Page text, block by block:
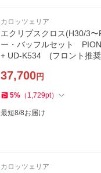
カロッツェリア
エクリプスクロス(H30/3
ー・バッフルセット
+ UD-K534 (フロント推
37,700円
5% （ 1,729pt）
最短8/8お届け
カロッツェリア